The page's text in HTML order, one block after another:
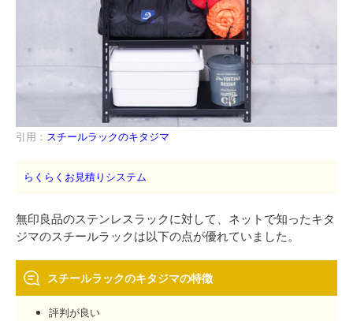
引用： スチールラックのキタジマ
らくらくお見積りシステム
無印良品のステンレスラックに対して、ネットで知ったキタ
ジマのスチールラックは以下の点が優れていました。
スチールラックのキタジマの特徴
評判が良い